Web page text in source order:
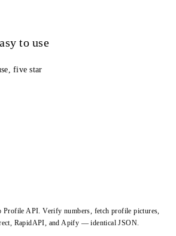
to use
five star
Profile API. Verify numbers, fetch profile pictures,
RapidAPI, and Apify — identical JSON.